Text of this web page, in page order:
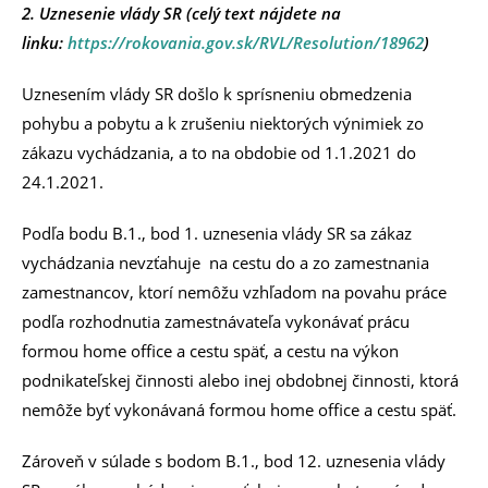
2. Uznesenie vlády SR (celý text nájdete na
linku: https://rokovania.gov.sk/RVL/Resolution/18962)
Uznesením vlády SR došlo k sprísneniu obmedzenia
pohybu a pobytu a k zrušeniu niektorých výnimiek zo
zákazu vychádzania, a to na obdobie od 1.1.2021 do
24.1.2021.
Podľa bodu B.1., bod 1. uznesenia vlády SR sa zákaz
vychádzania nevzťahuje na cestu do a zo zamestnania
zamestnancov, ktorí nemôžu vzhľadom na povahu práce
podľa rozhodnutia zamestnávateľa vykonávať prácu
formou home office a cestu späť, a cestu na výkon
podnikateľskej činnosti alebo inej obdobnej činnosti, ktorá
nemôže byť vykonávaná formou home office a cestu späť.
Zároveň v súlade s bodom B.1., bod 12. uznesenia vlády